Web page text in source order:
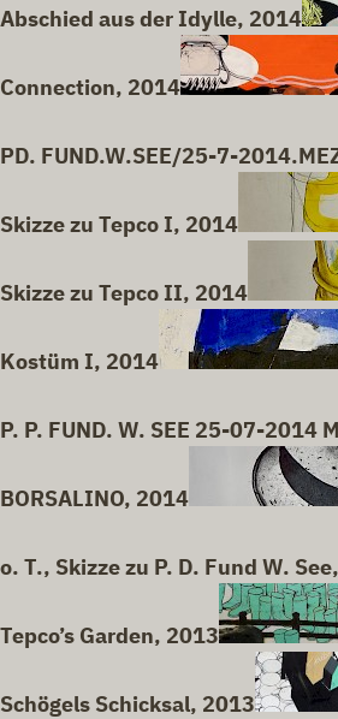
Abschied aus der Idylle, 2014
Connection, 2014
PD. FUND.W.SEE/25-7-
Skizze zu Tepco I, 2014
Skizze zu Tepco II, 2014
Kostüm I, 2014
P. P. FUND. W. SEE 25-07-2014
BORSALINO, 2014
o. T., Skizze zu P. D. Fund W.
Tepco’s Garden, 2013
Schögels Schicksal, 2013